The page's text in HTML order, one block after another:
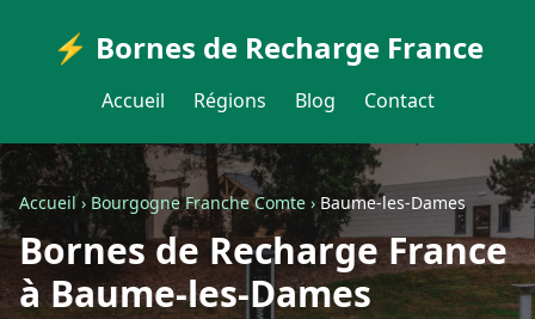
⚡ Bornes de Recharge France
Accueil Régions Blog Contact
Accueil›Bourgogne Franche Comte ›Baume-les-Dames
Bornes de Recharge France
à Baume-les-Dames